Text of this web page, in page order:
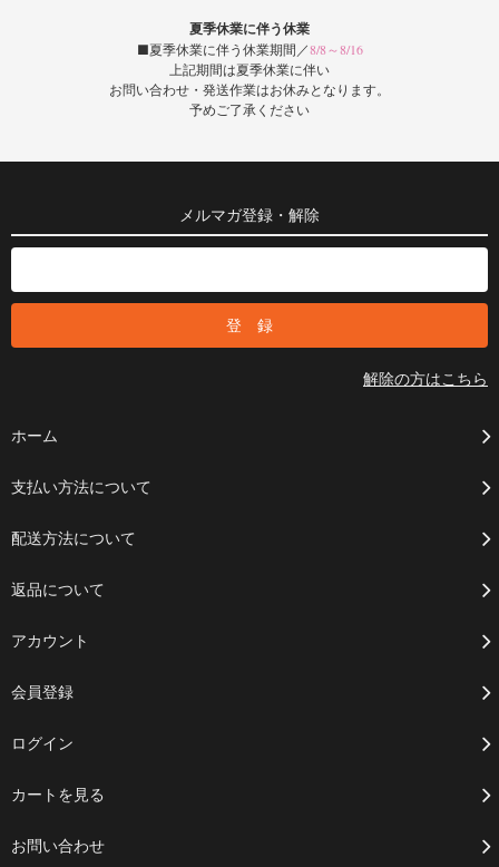
夏季休業に伴う休業
■夏季休業に伴う休業期間／8/8～8/16
上記期間は夏季休業に伴い
お問い合わせ・発送作業はお休みとなります。
予めご了承ください
メルマガ登録・解除
解除の方はこちら
ホーム
支払い方法について
配送方法について
返品について
アカウント
会員登録
ログイン
カートを見る
お問い合わせ